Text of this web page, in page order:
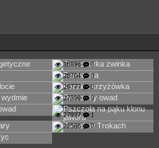
36896 0
26704 0
29777 0
27399 0
27937 1
22586 0